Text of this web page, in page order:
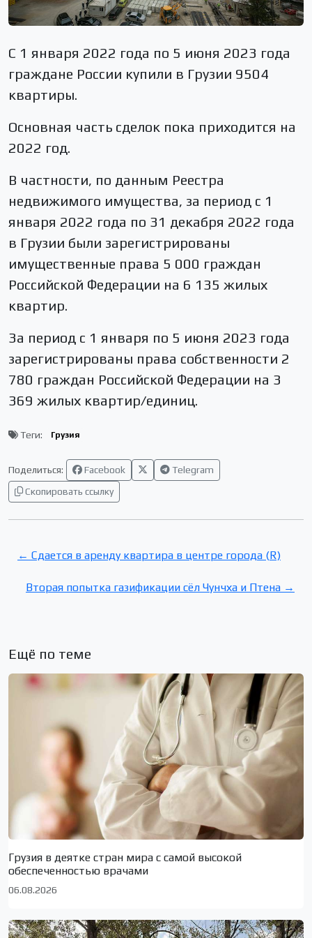
С 1 января 2022 года по 5 июня 2023 года
граждане России купили в Грузии 9504
квартиры.
Основная часть сделок пока приходится на
2022 год.
В частности, по данным Реестра
недвижимого имущества, за период с 1
января 2022 года по 31 декабря 2022 года
в Грузии были зарегистрированы
имущественные права 5 000 граждан
Российской Федерации на 6 135 жилых
квартир.
За период с 1 января по 5 июня 2023 года
зарегистрированы права собственности 2
780 граждан Российской Федерации на 3
369 жилых квартир/единиц.
Теги: Грузия
Поделиться: Facebook
Telegram
Скопировать ссылку
← Сдается в аренду квартира в центре города (R)
Вторая попытка газификации сёл Чунчха и Птена →
Ещё по теме
Грузия в деятке стран мира с самой высокой
обеспеченностью врачами
06.08.2026